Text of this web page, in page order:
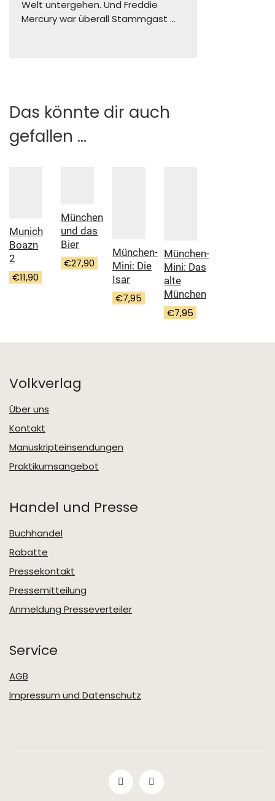
Welt untergehen. Und Freddie
Mercury war überall Stammgast …
Das könnte dir auch
gefallen …
Munich
Boazn
2
€11,90
München
und das
Bier
€27,90
München-
Mini: Die
Isar
€7,95
München-
Mini: Das
alte
München
€7,95
Volkverlag
Über uns
Kontakt
Manuskripteinsendungen
Praktikumsangebot
Handel und Presse
Buchhandel
Rabatte
Pressekontakt
Pressemitteilung
Anmeldung Presseverteiler
Service
AGB
Impressum und Datenschutz